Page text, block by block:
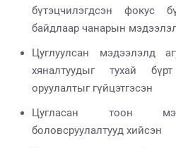
бүтэцчилэгдсэн фокус
байдлаар чанарын
Цуглуулсан мэдээлэлд
хяналтуудыг тухай
оруулалтыг гүйцэтгэсэн
Цугласан тоон
боловсруулалтууд хийсэн